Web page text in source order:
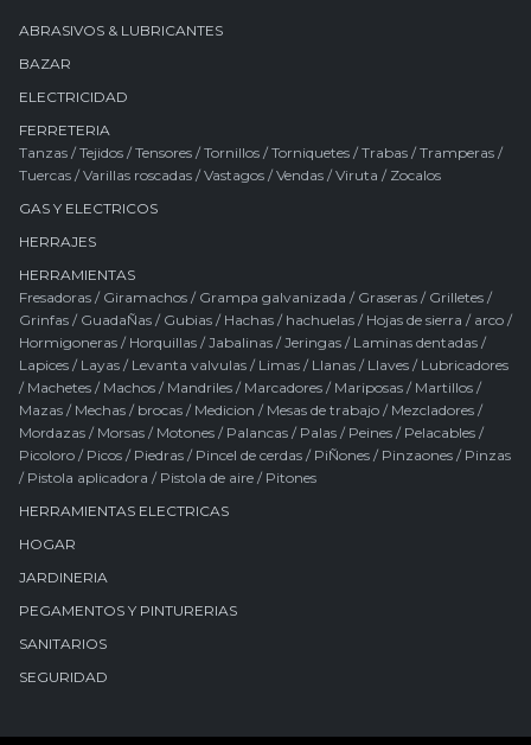
ABRASIVOS & LUBRICANTES
BAZAR
ELECTRICIDAD
FERRETERIA
Tanzas /Tejidos /Tensores /Tornillos /Torniquetes /Trabas /Tramperas /
Tuercas /Varillas roscadas /Vastagos /Vendas /Viruta / Zocalos
GAS Y ELECTRICOS
HERRAJES
HERRAMIENTAS
Fresadoras / Giramachos / Grampa galvanizada / Graseras / Grilletes /
Grinfas / GuadaÑas / Gubias / Hachas / hachuelas / Hojas de sierra / arco /
Hormigoneras / Horquillas /Jabalinas /Jeringas / Laminas dentadas /
Lapices / Layas / Levanta valvulas / Limas / Llanas / Llaves / Lubricadores
/ Machetes / Machos / Mandriles / Marcadores / Mariposas / Martillos /
Mazas / Mechas / brocas / Medicion / Mesas de trabajo / Mezcladores /
Mordazas / Morsas / Motones / Palancas / Palas / Peines / Pelacables /
Picoloro / Picos / Piedras / Pincel de cerdas / PiÑones / Pinzaones / Pinzas
/ Pistola aplicadora / Pistola de aire / Pitones
HERRAMIENTAS ELECTRICAS
HOGAR
JARDINERIA
PEGAMENTOS Y PINTURERIAS
SANITARIOS
SEGURIDAD